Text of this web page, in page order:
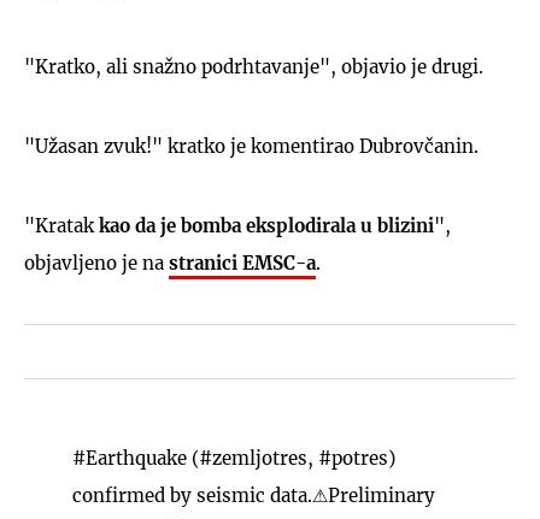
"Kratko, ali snažno podrhtavanje", objavio je drugi.
"Užasan zvuk!" kratko je komentirao Dubrovčanin.
"Kratak kao da je bomba eksplodirala u blizini",
objavljeno je na stranici EMSC-a.
#Earthquake (#zemljotres, #potres)
confirmed by seismic data.⚠Preliminary